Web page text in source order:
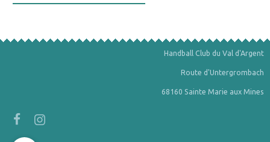
Handball Club du Val d'Argent
Route d'Untergrombach
68160 Sainte Marie aux Mines